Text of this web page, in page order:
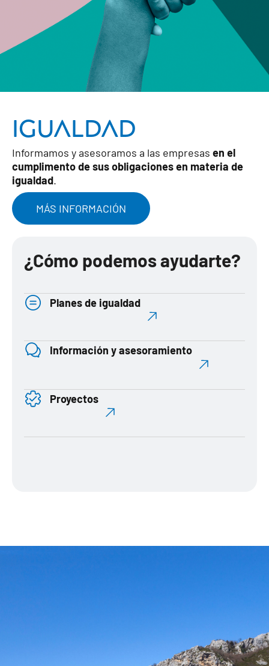
igualdad
Informamos y asesoramos a las empresas en el
cumplimento de sus obligaciones en materia de
igualdad.
MÁS INFORMACIÓN
¿Cómo podemos ayudarte?
Planes de igualdad
Información y asesoramiento
Proyectos